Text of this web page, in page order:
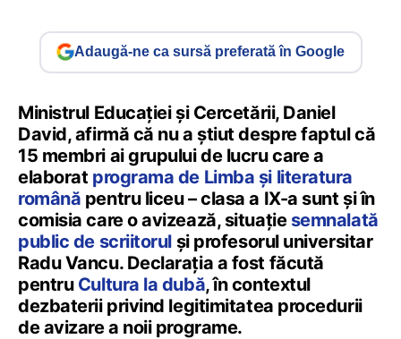
Adaugă-ne ca sursă preferată în Google
Ministrul Educației și Cercetării, Daniel
David, afirmă că nu a știut despre faptul că
15 membri ai grupului de lucru care a
elaborat programa de Limba și literatura
română pentru liceu – clasa a IX-a sunt și în
comisia care o avizează, situație semnalată
public de scriitorul și profesorul universitar
Radu Vancu. Declarația a fost făcută
pentru Cultura la dubă, în contextul
dezbaterii privind legitimitatea procedurii
de avizare a noii programe.